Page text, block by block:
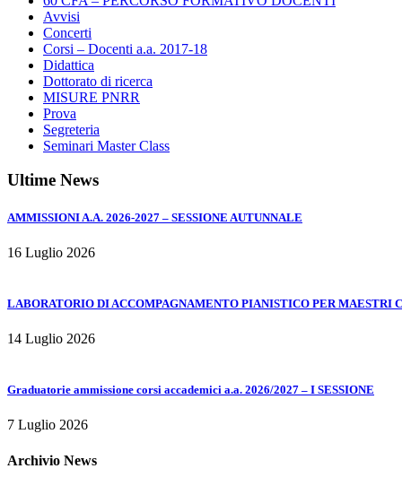
Avvisi
Concerti
Corsi – Docenti a.a. 2017-18
Didattica
Dottorato di ricerca
MISURE PNRR
Prova
Segreteria
Seminari Master Class
Ultime News
AMMISSIONI A.A. 2026-2027 – SESSIONE AUTUNNALE
16 Luglio 2026
LABORATORIO DI ACCOMPAGNAMENTO PIANISTICO PER MAESTRI
14 Luglio 2026
Graduatorie ammissione corsi accademici a.a. 2026/2027 – I SESSIONE
7 Luglio 2026
Archivio News